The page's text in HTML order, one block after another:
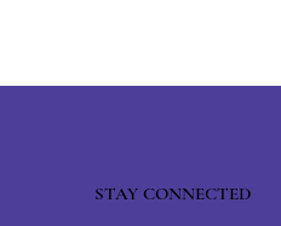
STAY CONNECTED